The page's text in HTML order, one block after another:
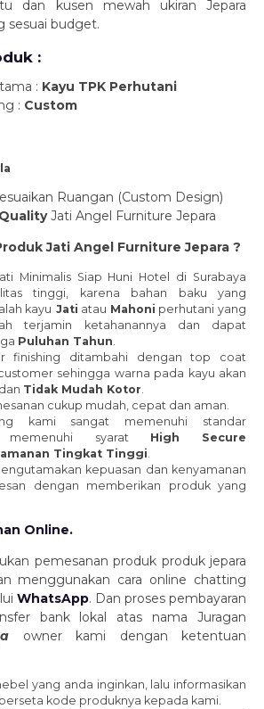
dan kusen mewah ukiran Jepara
sesuai budget.
:
: Kayu TPK Perhutani
: Custom
Ruangan (Custom Design)
Jati Angel Furniture Jepara
Jati Angel Furniture Jepara ?
Minimalis Siap Huni Hotel di Surabaya
tinggi, karena bahan baku yang
kayu Jati atau Mahoni perhutani yang
terjamin ketahanannya dan dapat
Puluhan Tahun
finishing ditambahi dengan top coat
sehingga warna pada kayu akan
dan Tidak Mudah Kotor
cukup mudah, cepat dan aman.
kami sangat memenuhi standar
memenuhi syarat High Secure
Tingkat Tinggi
kepuasan dan kenyamanan
dengan memberikan produk yang
Online.
pemesanan produk produk jepara
menggunakan cara online chatting
WhatsApp. Dan proses pembayaran
bank lokal atas nama Juragan
owner kami dengan ketentuan
yang anda inginkan, lalu informasikan
kode produknya kepada kami.